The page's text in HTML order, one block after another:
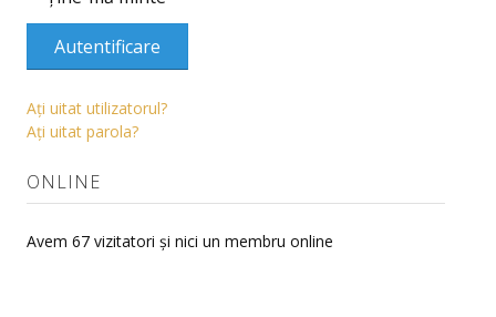
Contact
DEPARTAMENT
Corp profesoral
Hotărâri consiliu de departament
CERCETARE
Autentificare
Aţi uitat utilizatorul?
Aţi uitat parola?
ONLINE
Avem 67 vizitatori și nici un membru online